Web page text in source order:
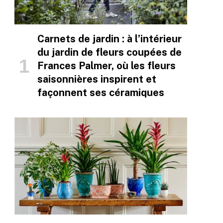
Carnets de jardin : à l’intérieur
du jardin de fleurs coupées de
Frances Palmer, où les fleurs
saisonnières inspirent et
façonnent ses céramiques